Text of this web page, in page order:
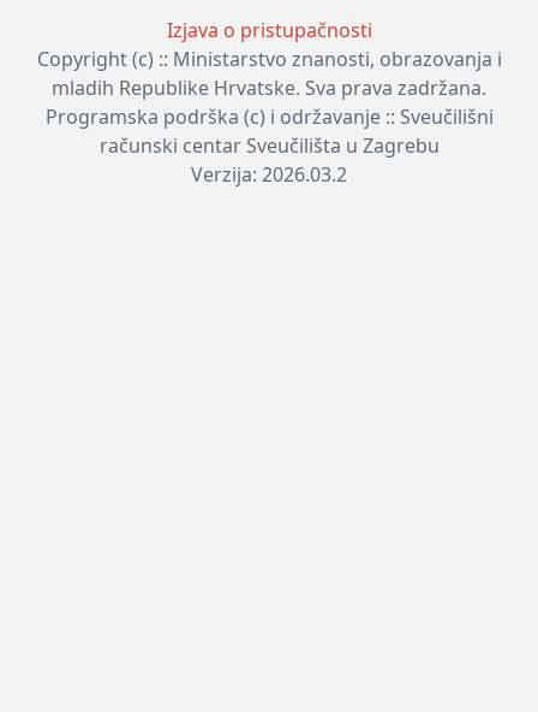
Izjava o pristupačnosti
Copyright (c) :: Ministarstvo znanosti, obrazovanja i
mladih Republike Hrvatske. Sva prava zadržana.
Programska podrška (c) i održavanje :: Sveučilišni
računski centar Sveučilišta u Zagrebu
Verzija: 2026.03.2